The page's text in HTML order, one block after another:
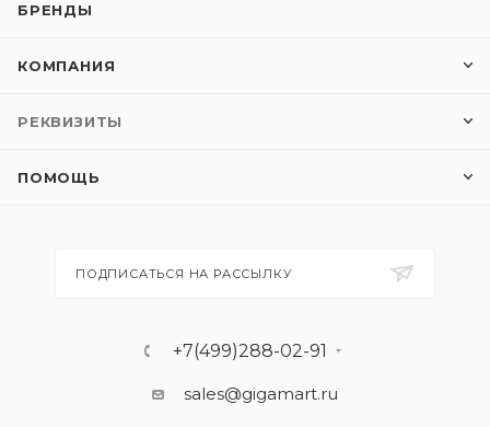
БРЕНДЫ
КОМПАНИЯ
РЕКВИЗИТЫ
ПОМОЩЬ
ПОДПИСАТЬСЯ НА РАССЫЛКУ
+7(499)288-02-91
sales@gigamart.ru